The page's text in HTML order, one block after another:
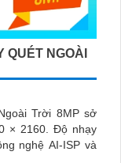
QUÉT NGOÀI
Trời 8MP sở
Độ nhạy
nghệ AI-ISP và